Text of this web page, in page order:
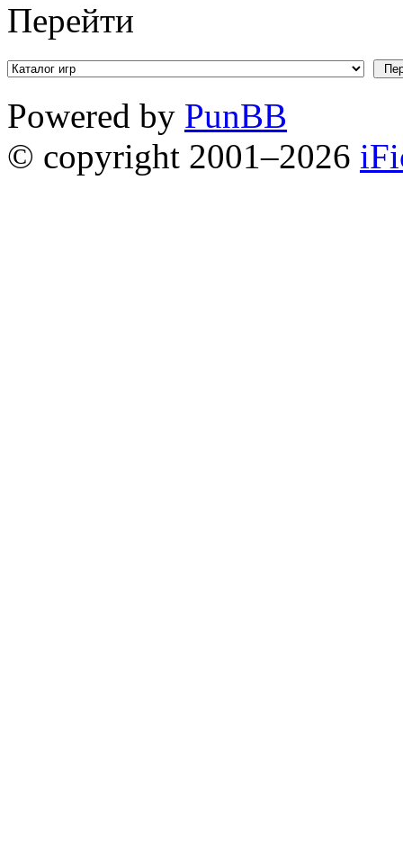
Перейти
Powered by PunBB
© copyright 2001–2026